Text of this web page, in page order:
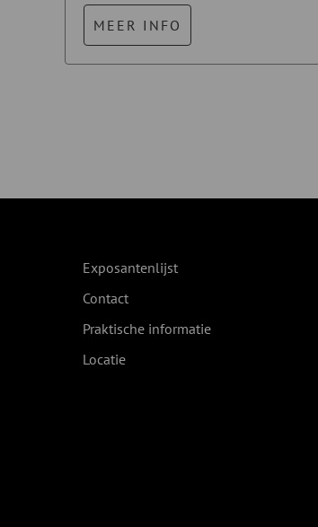
MEER INFO
Exposantenlijst
Contact
Praktische informatie
Locatie